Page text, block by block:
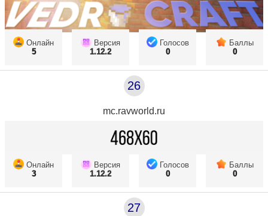
Онлайн
5
Версия
1.12.2
Голосов
0
Баллы
0
26
mc.ravworld.ru
Онлайн
3
Версия
1.12.2
Голосов
0
Баллы
0
27